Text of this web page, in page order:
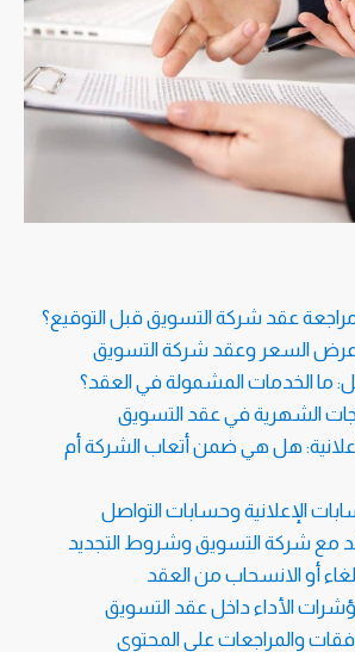
عقد شركة التسويق قبل التوقيع؟
عرض السعر وعقد شركة التسويق
ما الخدمات المشمولة في العقد؟
الشهرية في عقد التسويق
هل هي ضمن أتعاب الشركة أم
الإعلانية وحسابات التواصل
مع شركة التسويق وشروط التجديد
أو الانسحاب من العقد
الأداء داخل عقد التسويق
والمراجعات على المحتوى